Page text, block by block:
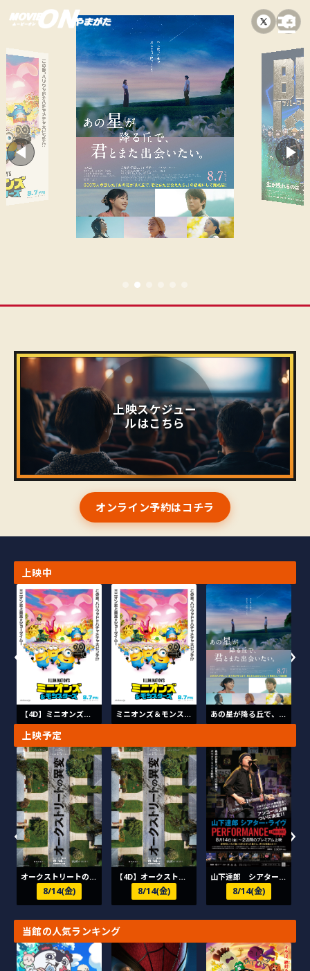
文
ス
キ
プ
上映スケジュー
ルはこちら
オンライン予約はコチラ
上映中
›
【4D】ミニオンズ＆モンスターズ ミニオンズ＆モンスターズ あの星が降る丘で、君とまた出会いたい。
›
上映予定
›
オークストリートの異変
8/14(金)
【4D】オークストリートの異変
8/14(金)
山下達郎 シアター・ライヴ PERFORMANCE 1984-2012
8/14(金)
›
当館の人気ランキング